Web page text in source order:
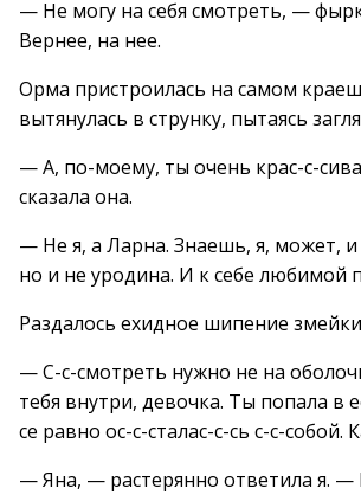
— Не могу на себя смотреть, —
Вернее, на нее.
Орма пристроилась на самом
вытянулась в струнку, пытаясь
— А, по-моему, ты очень крас-с-
сказала она.
— Не я, а Ларна. Знаешь, я, может, и
но и не уродина. И к себе любимой
Раздалось ехидное шипение
— С-с-смотреть нужно не на
тебя внутри, девочка. Ты попала в
се равно ос-с-сталас-с-сь с-с-собой.
— Яна, — растерянно ответила я. —